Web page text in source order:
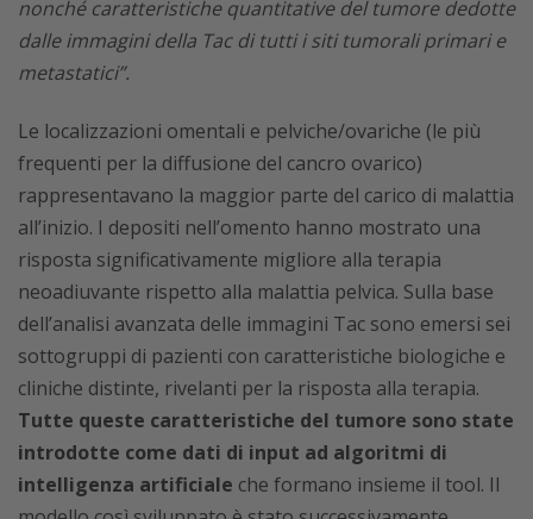
nonché caratteristiche quantitative del tumore dedotte
dalle immagini della Tac di tutti i siti tumorali primari e
metastatici”.
Le localizzazioni omentali e pelviche/ovariche (le più
frequenti per la diffusione del cancro ovarico)
rappresentavano la maggior parte del carico di malattia
all’inizio. I depositi nell’omento hanno mostrato una
risposta significativamente migliore alla terapia
neoadiuvante rispetto alla malattia pelvica. Sulla base
dell’analisi avanzata delle immagini Tac sono emersi sei
sottogruppi di pazienti con caratteristiche biologiche e
cliniche distinte, rivelanti per la risposta alla terapia.
Tutte queste caratteristiche del tumore sono state
introdotte come dati di input ad algoritmi di
intelligenza artificiale che formano insieme il tool. Il